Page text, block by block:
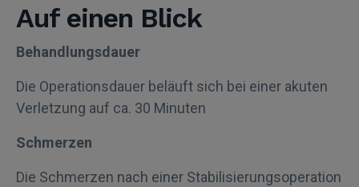
Auf einen Blick
Behandlungsdauer
Die Operationsdauer beläuft sich bei einer akuten
Verletzung auf ca. 30 Minuten
Schmerzen
Die Schmerzen nach einer Stabilisierungsoperation